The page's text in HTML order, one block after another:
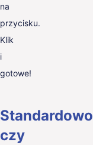
na
przycisku.
Klik
i
gotowe!
Standardowo
czy